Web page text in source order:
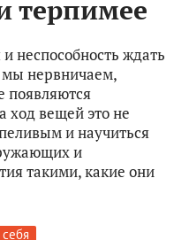
терпимее
неспособность ждать
нервничаем,
появляются
ход вещей это не
и научиться
и
такими, какие они